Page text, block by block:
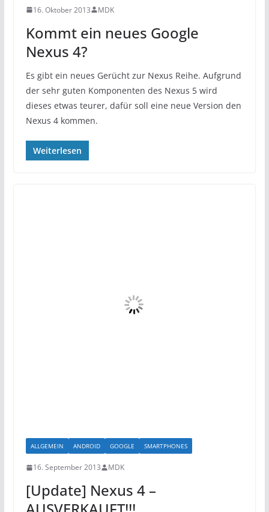
16. Oktober 2013 MDK
Kommt ein neues Google
Nexus 4?
Es gibt ein neues Gerücht zur Nexus Reihe. Aufgrund
der sehr guten Komponenten des Nexus 5 wird
dieses etwas teurer, dafür soll eine neue Version den
Nexus 4 kommen.
Weiterlesen
ALLGEMEIN ANDROID GOOGLE SMARTPHONES
16. September 2013 MDK
[Update] Nexus 4 –